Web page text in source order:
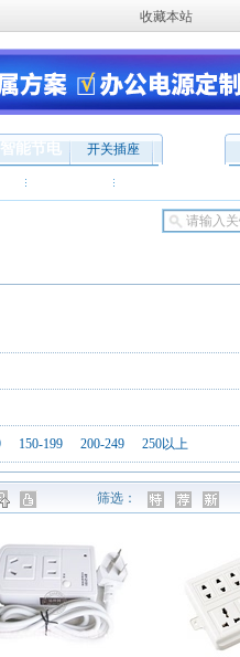
收藏本站
智能节电 开关插座
150-199 200-249 250以上
筛选：